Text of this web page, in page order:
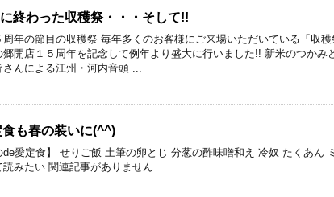
終わった収穫祭・・・そして!!
周年の節目の収穫祭 毎年多くのお客様にご来場いただいている「収
郷開店１５周年を記念して例年より盛大に行いました!! 新米のつかみ
んによる江州・河内音頭 ...
も春の装いに(^^)
de愛定食】 せりご飯 土筆の卵とじ 分葱の酢味噌和え 冷奴 たくあん
読みたい 関連記事がありません